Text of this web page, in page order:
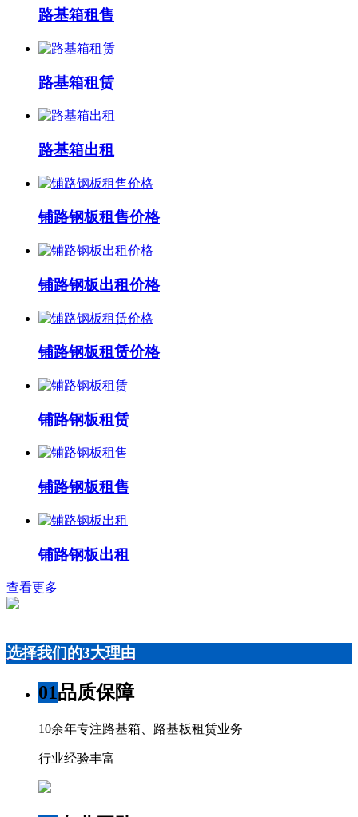
路基箱租售
路基箱租赁
路基箱出租
铺路钢板租售价格
铺路钢板出租价格
铺路钢板租赁价格
铺路钢板租赁
铺路钢板租售
铺路钢板出租
查看更多
选择我们的3大理由
01品质保障
10余年专注路基箱、路基板租赁业务
行业经验丰富